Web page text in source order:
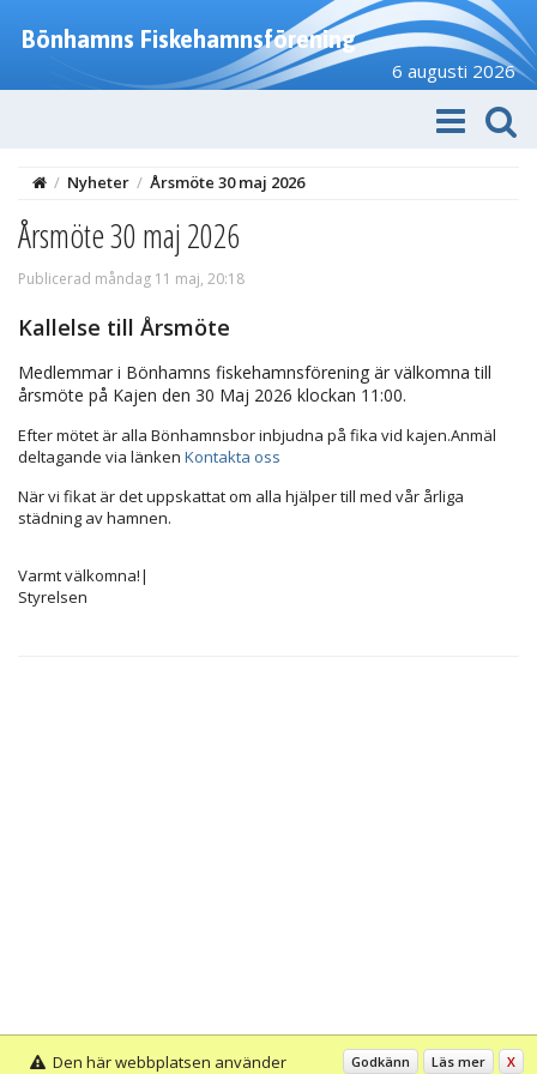
Bönhamns Fiskehamnsförening
6 augusti 2026
/ Nyheter / Årsmöte 30 maj 2026
Årsmöte 30 maj 2026
Publicerad måndag 11 maj, 20:18
Kallelse till Årsmöte
Medlemmar i Bönhamns fiskehamnsförening är välkomna till
årsmöte på Kajen den 30 Maj 2026 klockan 11:00.
Efter mötet är alla Bönhamnsbor inbjudna på fika vid kajen.Anmäl
deltagande via länken Kontakta oss
När vi fikat är det uppskattat om alla hjälper till med vår årliga
städning av hamnen.
Varmt välkomna!|
Styrelsen
Godkänn Läs mer X
Den här webbplatsen använder